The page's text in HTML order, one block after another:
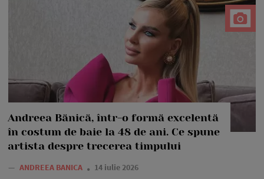
Andreea Bănică, într-o formă excelentă
în costum de baie la 48 de ani. Ce spune
artista despre trecerea timpului
— ANDREEA BANICA 14 iulie 2026